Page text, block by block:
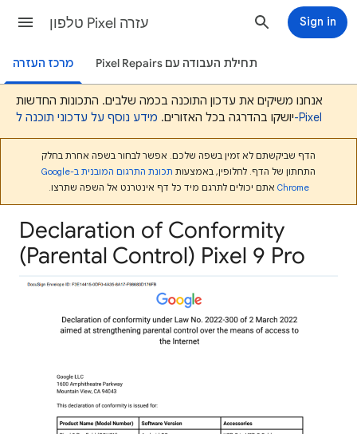
טלפון Pixel עזרה Sign in
מרכז העזרה תחילת העבודה עם Pixel Repairs
אנחנו משיקים את עדכון התוכנה בכמה שלבים. התכונות החדשות
יושקו בהדרגה בכל האזורים.מידע נוסף על עדכוני תוכנה ל-Pixel
הדף שביקשתם לא זמין בשפה שלכם. אפשר לבחור בשפה אחרת בחלק
התחתון של הדף. לחלופין, באמצעות
תכונת התרגום המובנית ב-Google
Chrome אתם יכולים לתרגם מיד כל דף אינטרנט אל השפה שתרצו.
Declaration of Conformity
(Parental Control) Pixel 9 Pro